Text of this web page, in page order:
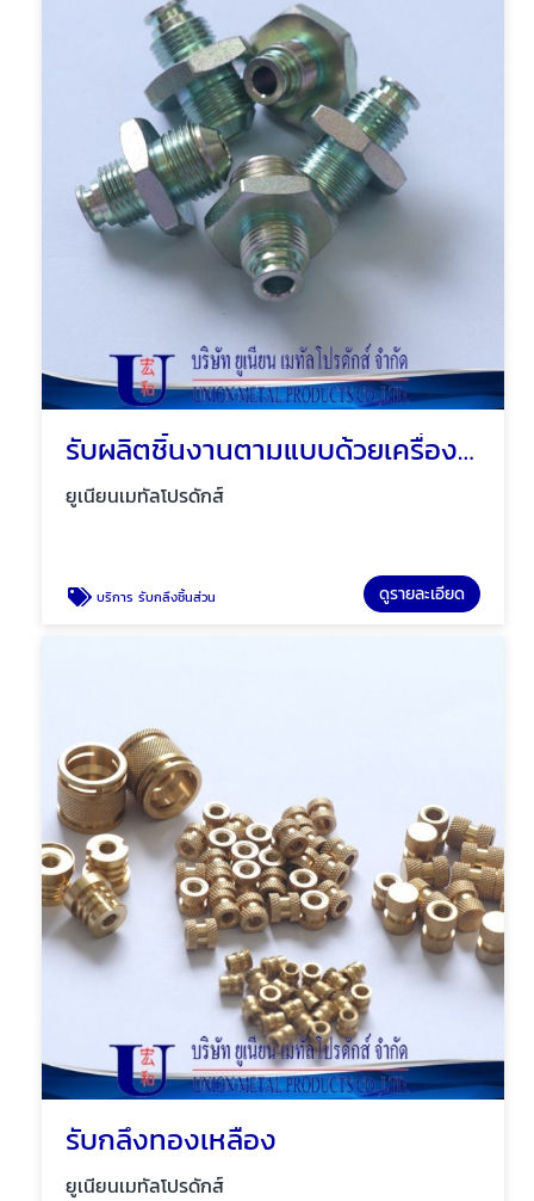
รับผลิตชิ้นงานตามแบบด้วยเครื่อง cnc
ยูเนียนเมทัลโปรดักส์
บริการ รับกลึงชิ้นส่วน ดูรายละเอียด
รับกลึงทองเหลือง
ยูเนียนเมทัลโปรดักส์